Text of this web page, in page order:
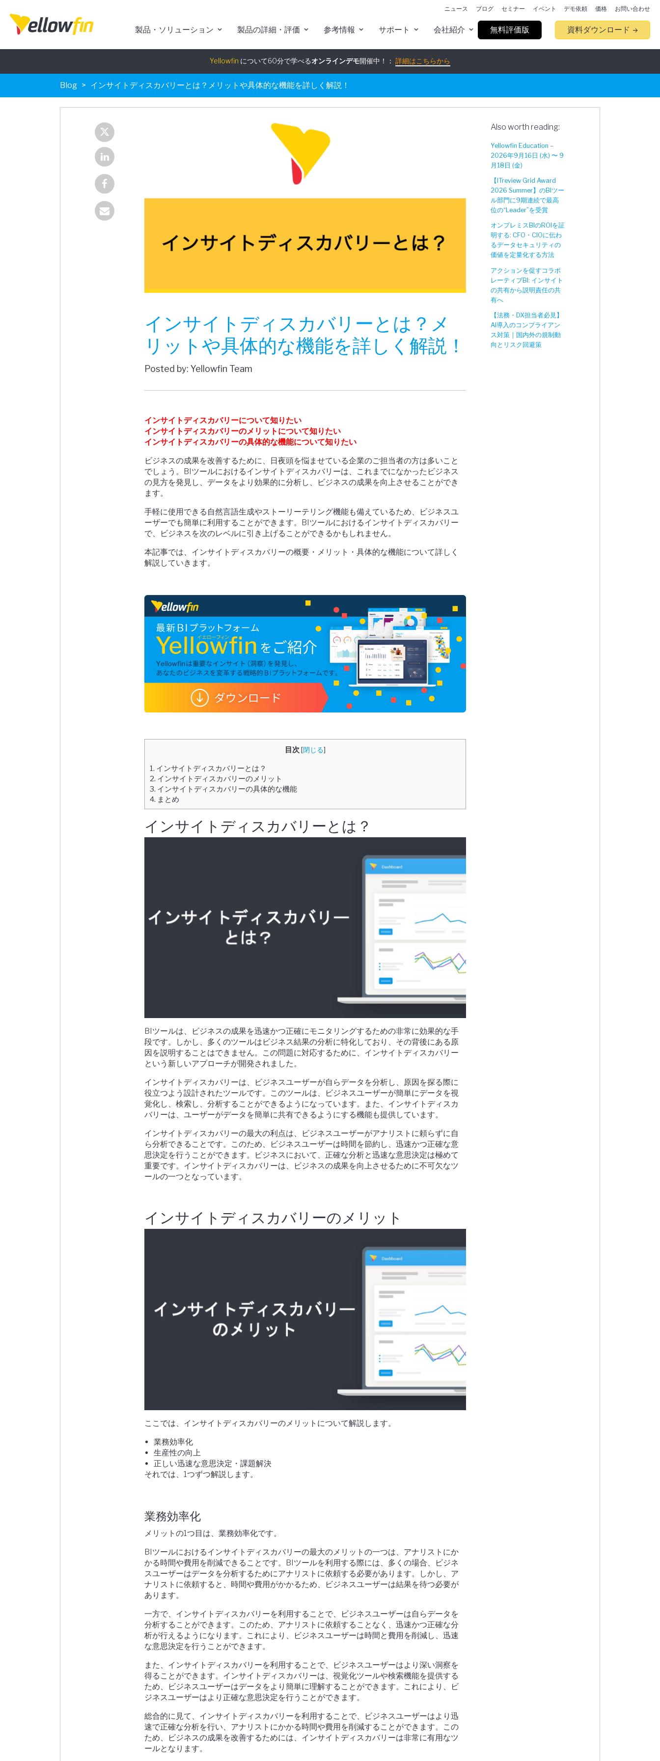
製品・ソリューション 製品の詳細・評価 参考情報 サポート 会社紹介 無料評価版 資料ダウンロード
ニュース ブログ セミナー イベント デモ依頼 価格 お問い合わせ
Yellowfin について60分で学べる オンラインデモ
組み込みアナリティクス究極ガイド：詳細はこちらから
Blog インサイトディスカバリーとは？メリットや具体的な機能を詳しく解説！
インサイトディスカバリーとは？メ
リットや具体的な機能を詳しく解説！
Posted by: Yellowfin Team
インサイトディスカバリーについて知りたい
インサイトディスカバリーのメリットについて知りたい
インサイトディスカバリーの具体的な機能について知りたい
ビジネスの成果を改善するために、日夜頭を悩ませている企業のご担当者の方は多いこと
でしょう。BIツールにおけるインサイトディスカバリーは、これまでになかったビジネス
の見方を発見し、データをより効果的に分析し、ビジネスの成果を向上させることができ
ます。
手軽に使用できる自然言語生成やストーリーテリング機能も備えているため、ビジネスユ
ーザーでも簡単に利用することができます。BIツールにおけるインサイトディスカバリー
で、ビジネスを次のレベルに引き上げることができるかもしれません。
本記事では、インサイトディスカバリーの概要・メリット・具体的な機能について詳しく
解説していきます。
目次 [閉じる]
1. インサイトディスカバリーとは？
2. インサイトディスカバリーのメリット
3. インサイトディスカバリーの具体的な機能
4. まとめ
インサイトディスカバリーとは？
BIツールは、ビジネスの成果を迅速かつ正確にモニタリングするための非常に効果的な手
段です。しかし、多くのツールはビジネス結果の分析に特化しており、その背後にある原
因を説明することはできません。この問題に対応するために、インサイトディスカバリー
という新しいアプローチが開発されました。
インサイトディスカバリーは、ビジネスユーザーが自らデータを分析し、原因を探る際に
役立つよう設計されたツールです。このツールは、ビジネスユーザーが簡単にデータを視
覚化し、検索し、分析することができるようになっています。また、インサイトディスカ
バリーは、ユーザーがデータを簡単に共有できるようにする機能も提供しています。
インサイトディスカバリーの最大の利点は、ビジネスユーザーがアナリストに頼らずに自
ら分析できることです。このため、ビジネスユーザーは時間を節約し、迅速かつ正確な意
思決定を行うことができます。ビジネスにおいて、正確な分析と迅速な意思決定は極めて
重要です。インサイトディスカバリーは、ビジネスの成果を向上させるために不可欠なツ
ールの一つとなっています。
インサイトディスカバリーのメリット
ここでは、インサイトディスカバリーのメリットについて解説します。
業務効率化
生産性の向上
正しい迅速な意思決定・課題解決
それでは、1つずつ解説します。
業務効率化
メリットの1つ目は、業務効率化です。
BIツールにおけるインサイトディスカバリーの最大のメリットの一つは、アナリストにか
かる時間や費用を削減できることです。BIツールを利用する際には、多くの場合、ビジネ
スユーザーはデータを分析するためにアナリストに依頼する必要があります。しかし、ア
ナリストに依頼すると、時間や費用がかかるため、ビジネスユーザーは結果を待つ必要が
あります。
一方で、インサイトディスカバリーを利用することで、ビジネスユーザーは自らデータを
分析することができます。このため、アナリストに依頼することなく、迅速かつ正確な分
析が行えるようになります。これにより、ビジネスユーザーは時間と費用を削減し、迅速
な意思決定を行うことができます。
また、インサイトディスカバリーを利用することで、ビジネスユーザーはより深い洞察を
得ることができます。インサイトディスカバリーは、視覚化ツールや検索機能を提供する
ため、ビジネスユーザーはデータをより簡単に理解することができます。これにより、ビ
ジネスユーザーはより正確な意思決定を行うことができます。
総合的に見て、インサイトディスカバリーを利用することで、ビジネスユーザーはより迅
速で正確な分析を行い、アナリストにかかる時間や費用を削減することができます。この
ため、ビジネスの成果を改善するためには、インサイトディスカバリーは非常に有用なツ
ールとなります。
Also worth reading:
Yellowfin Education –
2026年9月16日 (水) 〜 9
月18日 (金)
【ITreview Grid Award
2026 Summer】のBIツー
ル部門に9期連続で最高
位の“Leader”を受賞
オンプレミスBIのROIを証
明する: CFO・CIOに伝わ
るデータセキュリティの
価値を定量化する方法
アクションを促すコラボ
レーティブBI: インサイト
の共有から説明責任の共
有へ
【法務・DX担当者必見】
AI導入のコンプライアン
ス対策｜国内外の規制動
向とリスク回避策